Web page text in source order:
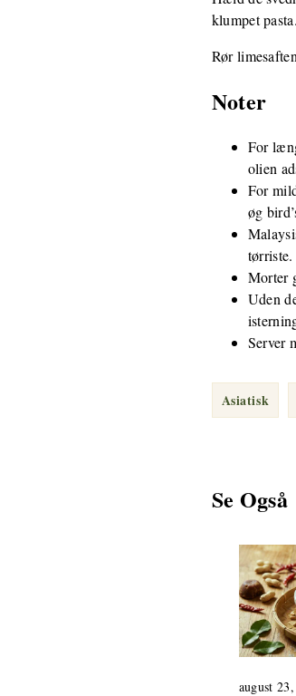
klumpet
Rør
Noter
For
olien
For
øg
tørriste.
Morter
Uden
Server
Asiatisk
Se Også
august